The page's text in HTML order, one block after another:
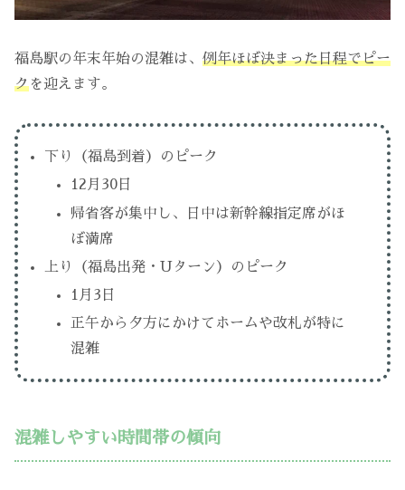
福島駅の年末年始の混雑は、 例年ほぼ決まった日程でピー
クを迎えます。
下り（福島到着）のピーク
12月30日
帰省客が集中し、日中は新幹線指定席がほ
ぼ満席
上り（福島出発・Uターン）のピーク
1月3日
正午から夕方にかけてホームや改札が特に
混雑
混雑しやすい時間帯の傾向